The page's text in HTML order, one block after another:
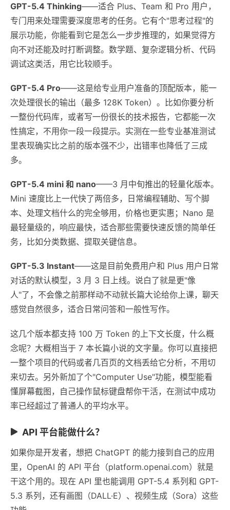
GPT-5.4 Thinking——适合 Plus、Team 和 Pro 用户，
专门用来处理需要深度思考的任务。它有个"思考过程"的
展示功能，你能看到它是怎么一步步推理的，如果觉得方
向不对还能及时打断调整。数学题、复杂逻辑分析、代码
调试这类活，用它比较顺手。
GPT-5.4 Pro——这是给专业用户准备的顶配版本，能一
次处理很长的输出（最多 128K Token）。比如你要分析
一整份代码库，或者写一份很长的技术报告，它都能一次
性搞定，不用你一段一段提示。实测在一些专业基准测试
里表现确实比之前的版本强不少，出错率也降低了三成
多。
GPT-5.4 mini 和 nano——3 月中旬推出的轻量化版本。
Mini 速度比上一代快了两倍多，日常编程辅助、写个脚
本、处理文档什么的完全够用，价格也更实惠；Nano 是
最轻量级的，响应最快，适合那些需要快速反馈的简单任
务，比如分类数据、提取关键信息。
GPT-5.3 Instant——这是目前免费用户和 Plus 用户日常
对话的默认模型，3 月 3 日上线。说白了就是更"像
人"了，不会像之前那样动不动就长篇大论给你上课，聊天
感觉自然很多，适合日常问答和一般性写作。
这几个版本都支持 100 万 Token 的上下文长度，什么概
念呢？大概相当于 7 本长篇小说的文字量。你可以直接把
一整个项目的代码或者几百页的文档丢给它分析，不用切
来切去。另外新加了个"Computer Use"功能，模型能看
懂屏幕截图，自己操作鼠标键盘帮你干活，在测试中成功
率已经超过了普通人的平均水平。
API 平台能做什么？
如果你是开发者，想把 ChatGPT 的能力接到自己的应用
里，OpenAI 的 API 平台（platform.openai.com）就是
干这个用的。现在 API 里也能调用 GPT-5.4 系列和 GPT-
5.3 系列，还有画图（DALL·E）、视频生成（Sora）这些